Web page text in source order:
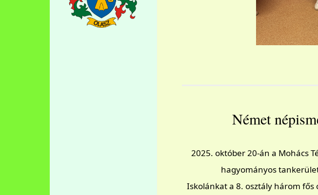
Német
2025. október 20-án a Mohács
hagyományos
Iskolánkat a 8. osztály három fős